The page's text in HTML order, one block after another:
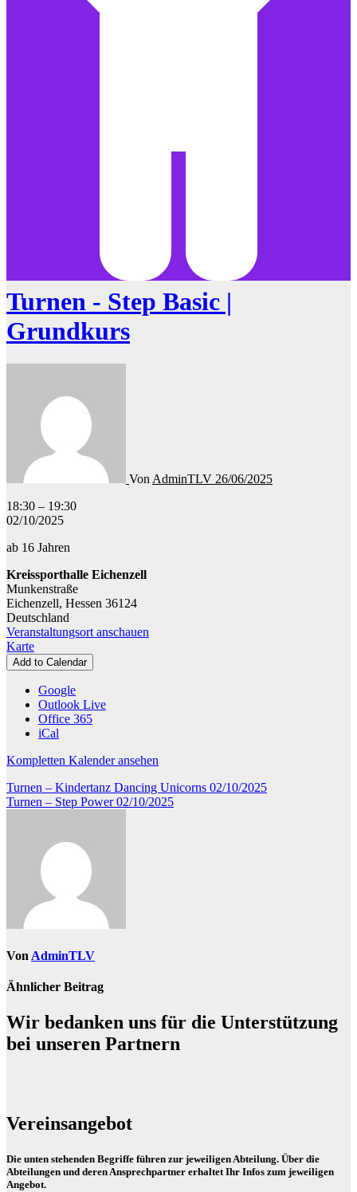
Turnen - Step Basic |
Grundkurs
Von AdminTLV 26/06/2025
Turnen
-
Basic
Grundkurs
18:30 – 19:30
02/10/2025
ab 16 Jahren
Kreissporthalle Eichenzell
Munkenstraße
Eichenzell, Hessen 36124
Deutschland
Veranstaltungsort anschauen
KarteKreissporthalle
Eichenzell
Add to Calendar
Google
Outlook Live
Office 365
iCal
Kompletten Kalender ansehen
Beitragsnavigation
Turnen – Kindertanz Dancing Unicorns 02/10/2025
Turnen – Step Power02/10/2025
Von AdminTLV
Ähnlicher Beitrag
Wir bedanken uns für die Unterstützung
bei unseren Partnern
Vereinsangebot
Die unten stehenden Begriffe führen zur jeweiligen Abteilung. Über die
Abteilungen und deren Ansprechpartner erhaltet Ihr Infos zum jeweiligen
Angebot.